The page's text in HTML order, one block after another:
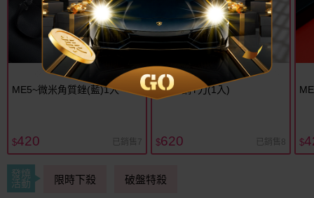
ME5~微米角質銼(藍)1入
$420 已銷售7
ME5~鋼Y刀(1入)
$620 已銷售8 $
發燒
活動
限時下殺 破盤特殺